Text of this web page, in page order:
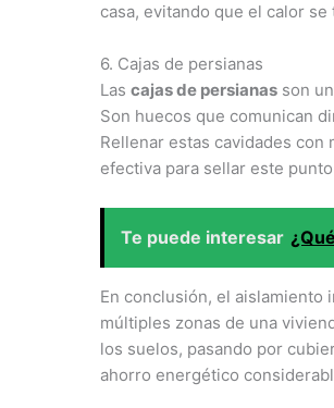
casa, evitando que el calor
6. Cajas de persianas
Las cajas de persianas son
Son huecos que comunican
Rellenar estas cavidades
efectiva para sellar este
Te puede interesar
En conclusión, el aislamiento
múltiples zonas de una
los suelos, pasando por
ahorro energético